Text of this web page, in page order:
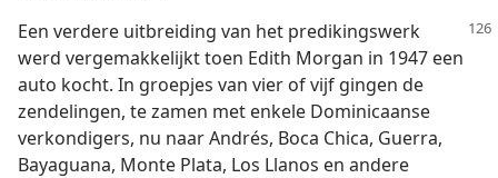
Een verdere uitbreiding van het predikingswerk
werd vergemakkelijkt toen Edith Morgan in 1947 een
auto kocht. In groepjes van vier of vijf gingen de
zendelingen, te zamen met enkele Dominicaanse
verkondigers, nu naar Andrés, Boca Chica, Guerra,
Bayaguana, Monte Plata, Los Llanos en andere